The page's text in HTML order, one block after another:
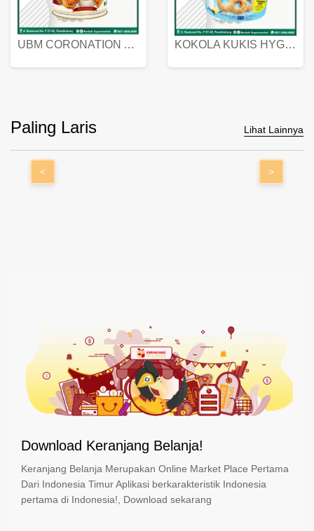
UBM CORONATION ASSORTED BISKUIT KALENG 450 GRAM KOKOLA KUKIS HYGIENIC MILK VANILLA PACK 320 GR
Paling Laris Lihat Lainnya
< >
Download Keranjang Belanja!
Keranjang Belanja Merupakan Online Market Place Pertama
Dari Indonesia Timur Aplikasi berkarakteristik Indonesia
pertama di Indonesia!, Download sekarang